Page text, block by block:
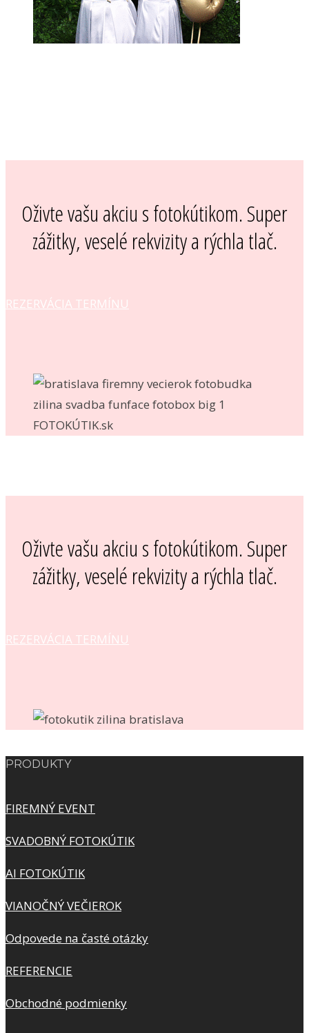
Oživte vašu akciu s fotokútikom. Super
zážitky, veselé rekvizity a rýchla tlač.
REZERVÁCIA TERMÍNU
Oživte vašu akciu s fotokútikom. Super
zážitky, veselé rekvizity a rýchla tlač.
REZERVÁCIA TERMÍNU
PRODUKTY
FIREMNÝ EVENT
SVADOBNÝ FOTOKÚTIK
AI FOTOKÚTIK
VIANOČNÝ VEČIEROK
Odpovede na časté otázky
REFERENCIE
Obchodné podmienky